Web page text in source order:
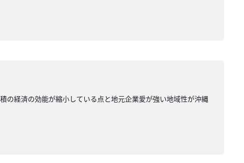
経済の効能が縮小している点と地元企業愛が強い地域性が沖縄